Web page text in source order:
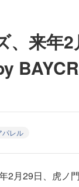
、来年
パレル
2月29日、虎ノ